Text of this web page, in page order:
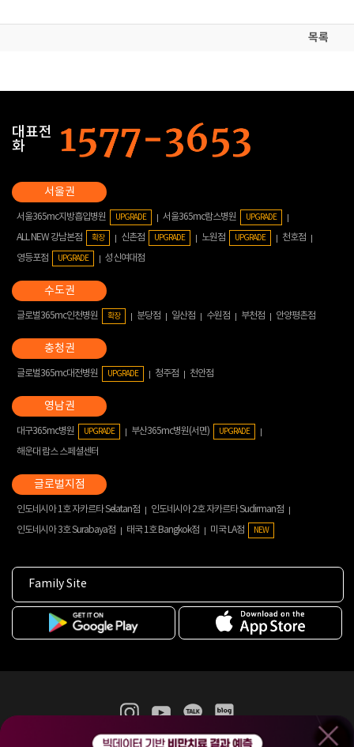
목록
대표전
화
서울365mc지방흡입병원 UPGRADE 서울365mc람스병원 UPGRADE
ALL NEW 강남본점 확장 신촌점 UPGRADE 노원점 UPGRADE
천호점
영등포점
UPGRADE 성신여대점
글로벌365mc인천병원 확장 분당점 일산점 수원점 부천점 안양평촌점
글로벌365mc대전병원 UPGRADE 청주점 천안점
대구365mc병원 UPGRADE 부산365mc병원(서면) UPGRADE
해운대 람스 스페셜센터
인도네시아 1호 자카르타 Selatan점
인도네시아 2호 자카르타 Sudirman점
인도네시아 3호 Surabaya점
태국 1호 Bangkok점 미국 LA점 NEW
Family Site
365mc 병·의원 이용약관 홈페이지 이용약관